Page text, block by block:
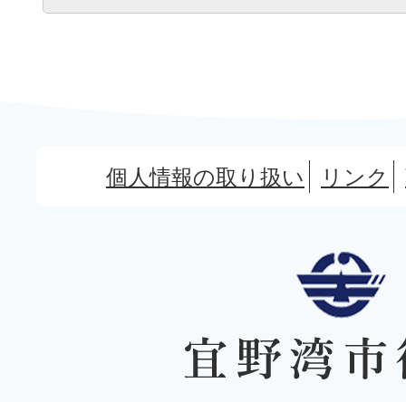
個人情報の取り扱い リンク